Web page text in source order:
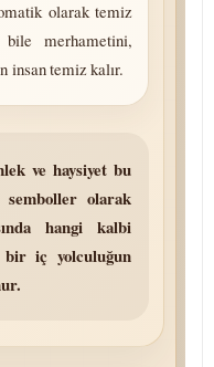
olarak temiz
merhametini,
insan temiz kalır.
ve haysiyet bu
olarak
hangi kalbi
bir iç yolculuğun